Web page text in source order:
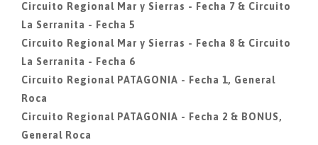
Circuito Regional Mar y Sierras - Fecha 7 & Circuito
La Serranita - Fecha 5
Circuito Regional Mar y Sierras - Fecha 8 & Circuito
La Serranita - Fecha 6
Circuito Regional PATAGONIA - Fecha 1, General
Roca
Circuito Regional PATAGONIA - Fecha 2 & BONUS,
General Roca